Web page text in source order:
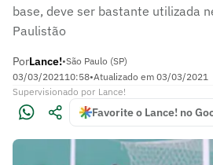
base, deve ser bastante utilizada
Paulistão
PorLance!•São Paulo (SP)
03/03/202110:58•Atualizado em 03/03/2021
Supervisionado por Lance!
Favorite o Lance! no